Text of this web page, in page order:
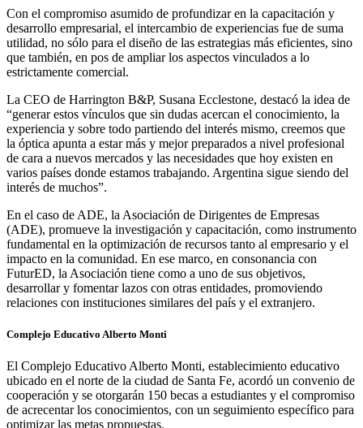
Con el compromiso asumido de profundizar en la capacitación y
desarrollo empresarial, el intercambio de experiencias fue de suma
utilidad, no sólo para el diseño de las estrategias más eficientes, sino
que también, en pos de ampliar los aspectos vinculados a lo
estrictamente comercial.
La CEO de Harrington B&P, Susana Ecclestone, destacó la idea de
“generar estos vínculos que sin dudas acercan el conocimiento, la
experiencia y sobre todo partiendo del interés mismo, creemos que
la óptica apunta a estar más y mejor preparados a nivel profesional
de cara a nuevos mercados y las necesidades que hoy existen en
varios países donde estamos trabajando. Argentina sigue siendo del
interés de muchos”.
En el caso de ADE, la Asociación de Dirigentes de Empresas
(ADE), promueve la investigación y capacitación, como instrumento
fundamental en la optimización de recursos tanto al empresario y el
impacto en la comunidad. En ese marco, en consonancia con
FuturED, la Asociación tiene como a uno de sus objetivos,
desarrollar y fomentar lazos con otras entidades, promoviendo
relaciones con instituciones similares del país y el extranjero.
Complejo Educativo Alberto Monti
El Complejo Educativo Alberto Monti, establecimiento educativo
ubicado en el norte de la ciudad de Santa Fe, acordó un convenio de
cooperación y se otorgarán 150 becas a estudiantes y el compromiso
de acrecentar los conocimientos, con un seguimiento específico para
optimizar las metas propuestas.